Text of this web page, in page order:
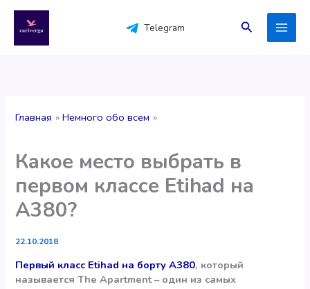
содержимому
Telegram Поиск
Главная Немного обо всем
Какое место выбрать в
первом классе Etihad на
А380?
22.10.2018
Первый класс Etihad на борту A380, который
называется The Apartment – один из самых